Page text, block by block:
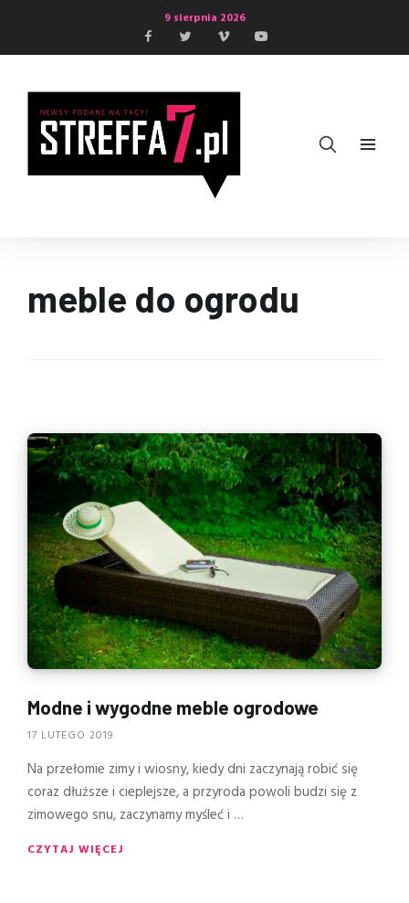
9 sierpnia 2026
meble do ogrodu
Modne i wygodne meble ogrodowe
17 LUTEGO 2019
Na przełomie zimy i wiosny, kiedy dni zaczynają robić się
coraz dłuższe i cieplejsze, a przyroda powoli budzi się z
zimowego snu, zaczynamy myśleć i …
CZYTAJ WIĘCEJ